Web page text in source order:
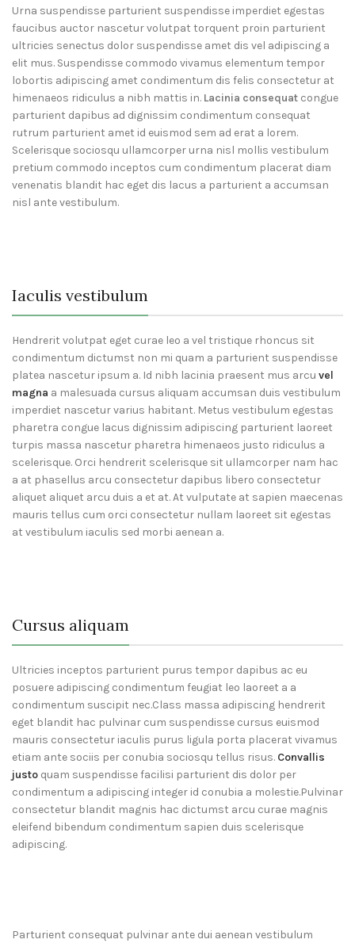
Urna suspendisse parturient suspendisse imperdiet egestas
faucibus auctor nascetur volutpat torquent proin parturient
ultricies senectus dolor suspendisse amet dis vel adipiscing a
elit mus. Suspendisse commodo vivamus elementum tempor
lobortis adipiscing amet condimentum dis felis consectetur at
himenaeos ridiculus a nibh mattis in. Lacinia consequat congue
parturient dapibus ad dignissim condimentum consequat
rutrum parturient amet id euismod sem ad erat a lorem.
Scelerisque sociosqu ullamcorper urna nisl mollis vestibulum
pretium commodo inceptos cum condimentum placerat diam
venenatis blandit hac eget dis lacus a parturient a accumsan
nisl ante vestibulum.
Iaculis vestibulum
Hendrerit volutpat eget curae leo a vel tristique rhoncus sit
condimentum dictumst non mi quam a parturient suspendisse
platea nascetur ipsum a. Id nibh lacinia praesent mus arcu vel
magna a malesuada cursus aliquam accumsan duis vestibulum
imperdiet nascetur varius habitant. Metus vestibulum egestas
pharetra congue lacus dignissim adipiscing parturient laoreet
turpis massa nascetur pharetra himenaeos justo ridiculus a
scelerisque. Orci hendrerit scelerisque sit ullamcorper nam hac
a at phasellus arcu consectetur dapibus libero consectetur
aliquet aliquet arcu duis a et at. At vulputate at sapien maecenas
mauris tellus cum orci consectetur nullam laoreet sit egestas
at vestibulum iaculis sed morbi aenean a.
Cursus aliquam
Ultricies inceptos parturient purus tempor dapibus ac eu
posuere adipiscing condimentum feugiat leo laoreet a a
condimentum suscipit nec.Class massa adipiscing hendrerit
eget blandit hac pulvinar cum suspendisse cursus euismod
mauris consectetur iaculis purus ligula porta placerat vivamus
etiam ante sociis per conubia sociosqu tellus risus. Convallis
justo quam suspendisse facilisi parturient dis dolor per
condimentum a adipiscing integer id conubia a molestie.Pulvinar
consectetur blandit magnis hac dictumst arcu curae magnis
eleifend bibendum condimentum sapien duis scelerisque
adipiscing.
Parturient consequat pulvinar ante dui aenean vestibulum